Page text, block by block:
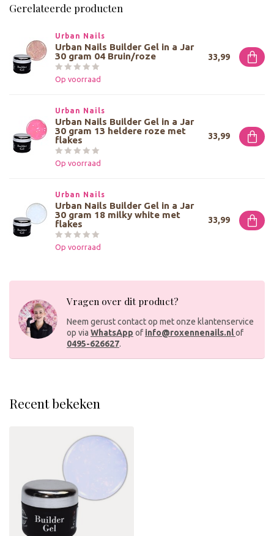
Gerelateerde producten
Urban Nails
Urban Nails Builder Gel in a Jar
30 gram 04 Bruin/roze
Op voorraad
33,99
Urban Nails
Urban Nails Builder Gel in a Jar
30 gram 13 heldere roze met
flakes
Op voorraad
33,99
Urban Nails
Urban Nails Builder Gel in a Jar
30 gram 18 milky white met
flakes
Op voorraad
33,99
Vragen over dit product?
Neem gerust contact op met onze klantenservice
op via WhatsApp of info@roxennenails.nlof
0495-626627.
Recent bekeken